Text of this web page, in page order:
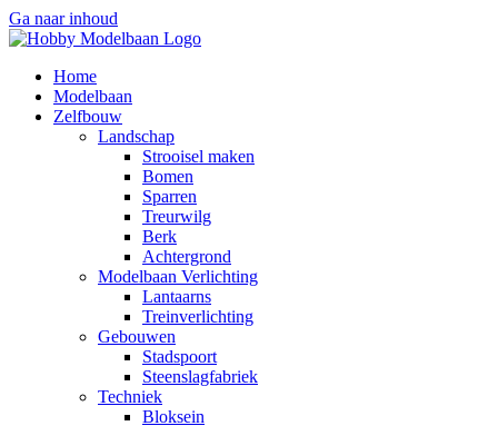
Ga naar inhoud
Home
Modelbaan
Zelfbouw
Landschap
Strooisel maken
Bomen
Sparren
Treurwilg
Berk
Achtergrond
Modelbaan Verlichting
Lantaarns
Treinverlichting
Gebouwen
Stadspoort
Steenslagfabriek
Techniek
Bloksein